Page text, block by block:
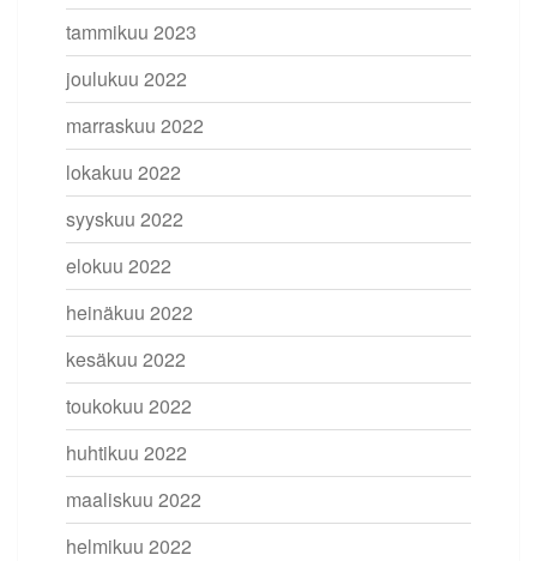
tammikuu 2023
joulukuu 2022
marraskuu 2022
lokakuu 2022
syyskuu 2022
elokuu 2022
heinäkuu 2022
kesäkuu 2022
toukokuu 2022
huhtikuu 2022
maaliskuu 2022
helmikuu 2022